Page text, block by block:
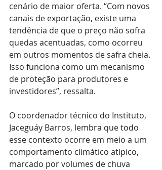
cenário de maior oferta. “Com novos
canais de exportação, existe uma
tendência de que o preço não sofra
quedas acentuadas, como ocorreu
em outros momentos de safra cheia.
Isso funciona como um mecanismo
de proteção para produtores e
investidores”, ressalta.
O coordenador técnico do Instituto,
Jaceguáy Barros, lembra que todo
esse contexto ocorre em meio a um
comportamento climático atípico,
marcado por volumes de chuva